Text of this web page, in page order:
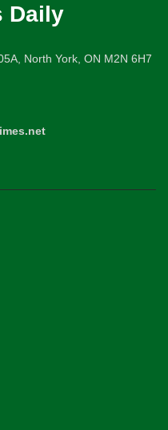
Daily
North York, ON M2N 6H7